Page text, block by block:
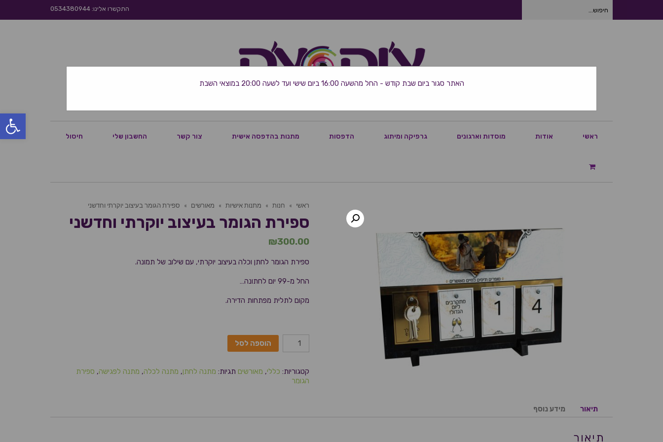
פתח
חיפוש התקשרו אלינו: 0534380944
ראשי אודות מוסדות וארגונים גרפיקה ומיתוג הדפסות מתנות בהדפסה אישית צור קשר החשבון שלי חיסול
ראשי » חנות » מתנות אישיות » מאורשים » ספירת הגומר בעיצוב יוקרתי וחדשני
ספירת הגומר בעיצוב יוקרתי וחדשני
₪300.00
ספירת הגומר לחתן וכלה בעיצוב יוקרתי, עם שילוב של תמונה.
החל מ-99 יום לחתונה…
מקום לתלית מפתחות הדירה.
הוספה לסל
קטגוריות: כללי, מאורשים תגיות: מתנה לחתן, מתנה לכלה, מתנה לפגישה, ספירת
הגומר
תיאור מידע נוסף
תיאור
האתר סגור ביום שבת קודש - החל מהשעה 16:00 ביום שישי ועד לשעה 20:00 במוצאי השבת